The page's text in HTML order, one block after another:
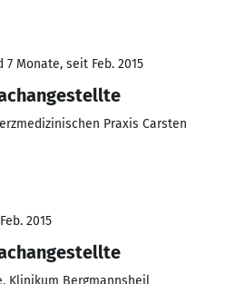
7 Monate, seit Feb. 2015
Praxis Carsten
2015
Klinikum Bergmannsheil